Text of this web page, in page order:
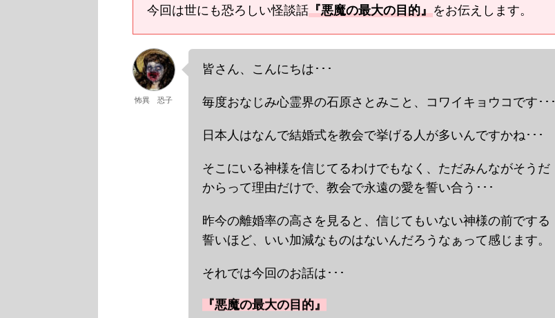
今回は世にも恐ろしい怪談話『悪魔の最大の目的』をお伝えします。
怖異 恐子
皆さん、こんにちは･･･
毎度おなじみ心霊界の石原さとみこと、コワイキョウコです･･･
日本人はなんで結婚式を教会で挙げる人が多いんですかね･･･
そこにいる神様を信じてるわけでもなく、ただみんながそうだ
からって理由だけで、教会で永遠の愛を誓い合う･･･
昨今の離婚率の高さを見ると、信じてもいない神様の前でする
誓いほど、いい加減なものはないんだろうなぁって感じます。
それでは今回のお話は･･･
『悪魔の最大の目的』